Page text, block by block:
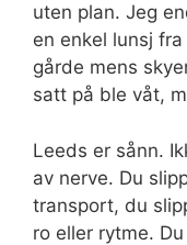
uten plan. Jeg
en enkel lunsj
gårde mens
satt på ble våt,
Leeds er sånn.
av nerve. Du
transport, du
ro eller rytme.